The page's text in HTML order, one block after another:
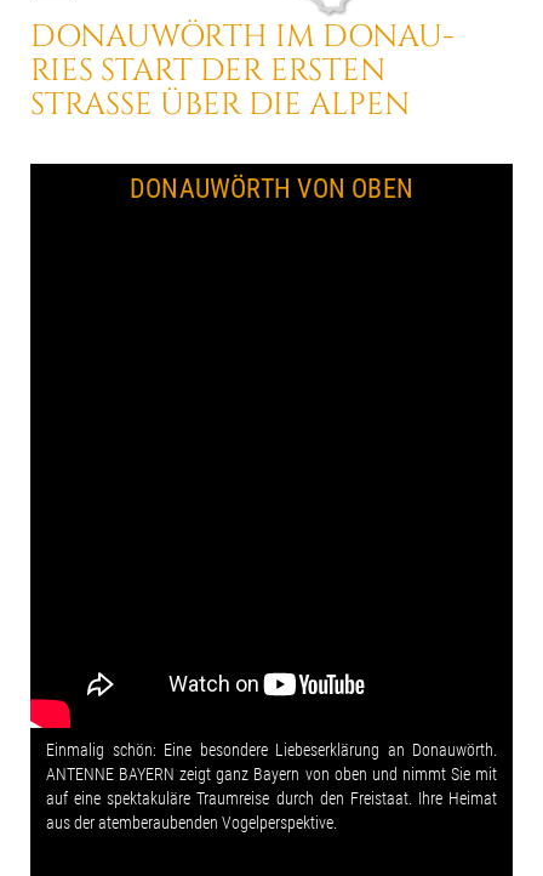
DONAUWÖRTH IM DONAU-
RIES START DER ERSTEN
STRASSE
ÜBER DIE ALPEN
DONAUWÖRTH VON OBEN
Einmalig schön: Eine besondere Liebeserklärung an Donauwörth.
ANTENNE BAYERN zeigt ganz Bayern von oben und nimmt Sie mit
auf eine spektakuläre Traumreise durch den Freistaat. Ihre Heimat
aus der atemberaubenden Vogelperspektive.